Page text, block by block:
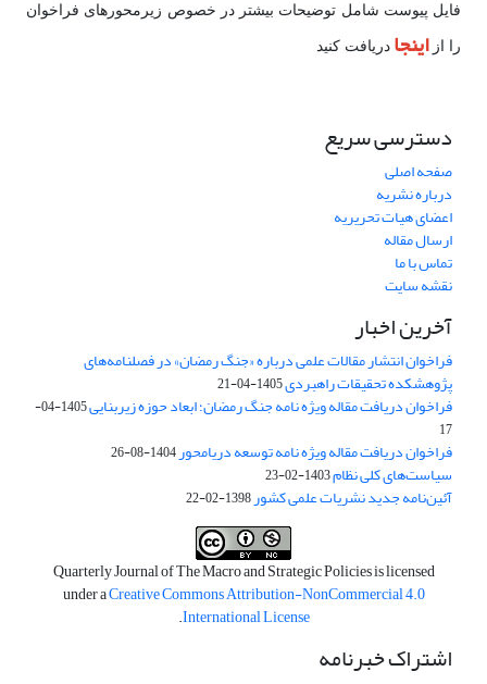
فایل پیوست شامل توضیحات بیشتر در خصوص زیرمحورهای فراخوان
را از اینجا دریافت کنید
دسترسی سریع
صفحه اصلی
درباره نشریه
اعضای هیات تحریریه
ارسال مقاله
تماس با ما
نقشه سایت
آخرین اخبار
فراخوان انتشار مقالات علمی درباره «جنگ رمضان» در فصلنامه‌های
پژوهشکده تحقیقات راهبردی1405-04-21
فراخوان دریافت مقاله ویژه نامه جنگ رمضان؛ ابعاد حوزه زیربنایی
1405-04-
17
فراخوان دریافت مقاله ویژه نامه توسعه دریامحور1404-08-26
سیاست‌های کلی نظام1403-02-23
آئین‌نامه جدید نشریات علمی کشور1398-02-22
Quarterly Journal of The Macro and Strategic Policies is licensed
under aCreative Commons Attribution-NonCommercial 4.0
International License
.
اشتراک خبرنامه